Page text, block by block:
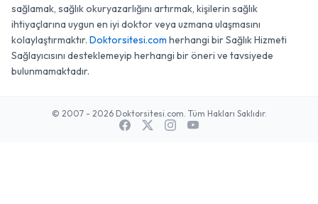
sağlamak, sağlık okuryazarlığını artırmak, kişilerin sağlık
ihtiyaçlarına uygun en iyi doktor veya uzmana ulaşmasını
kolaylaştırmaktır. Doktorsitesi.com herhangi bir Sağlık Hizmeti
Sağlayıcısını desteklemeyip herhangi bir öneri ve tavsiyede
bulunmamaktadır.
© 2007 - 2026 Doktorsitesi.com. Tüm Hakları Saklıdır.